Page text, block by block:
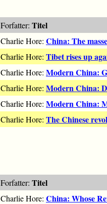
Forfatter: Titel
Charlie Hore: China: The
Charlie Hore: Tibet rises up
Charlie Hore: Modern China:
Charlie Hore: Modern China:
Charlie Hore: Modern China:
Charlie Hore: The Chinese
Forfatter: Titel
Charlie Hore: China: Whose